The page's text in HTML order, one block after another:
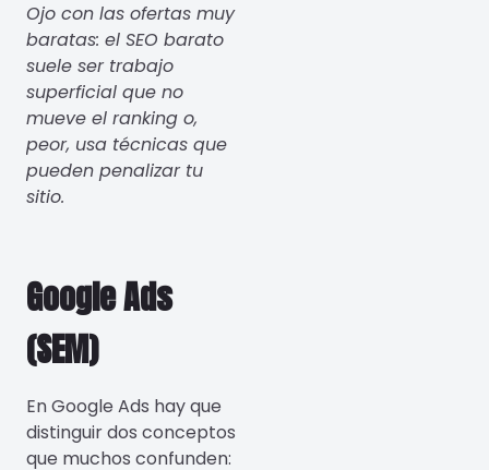
Ojo con las ofertas muy
baratas: el SEO barato
suele ser trabajo
superficial que no
mueve el ranking o,
peor, usa técnicas que
pueden penalizar tu
sitio.
Google Ads
(SEM)
En Google Ads hay que
distinguir dos conceptos
que muchos confunden: